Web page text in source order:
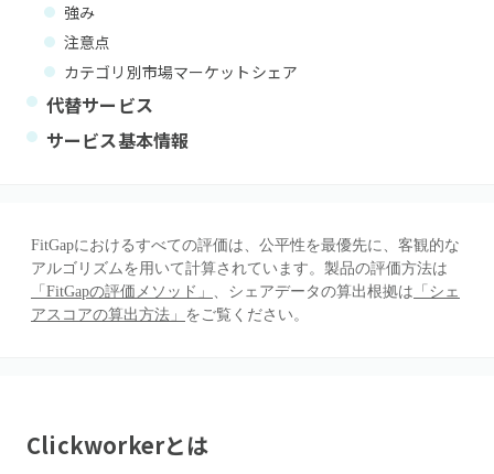
強み
注意点
カテゴリ別市場マーケットシェア
代替サービス
サービス基本情報
FitGapにおけるすべての評価は、公平性を最優先に、客観的な
アルゴリズムを用いて計算されています。製品の評価方法は
「FitGapの評価メソッド」 、シェアデータの算出根拠は 「シェ
アスコアの算出方法」 をご覧ください。
Clickworkerとは